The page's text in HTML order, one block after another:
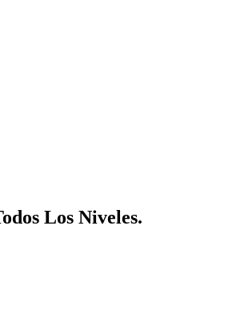
Los Niveles.